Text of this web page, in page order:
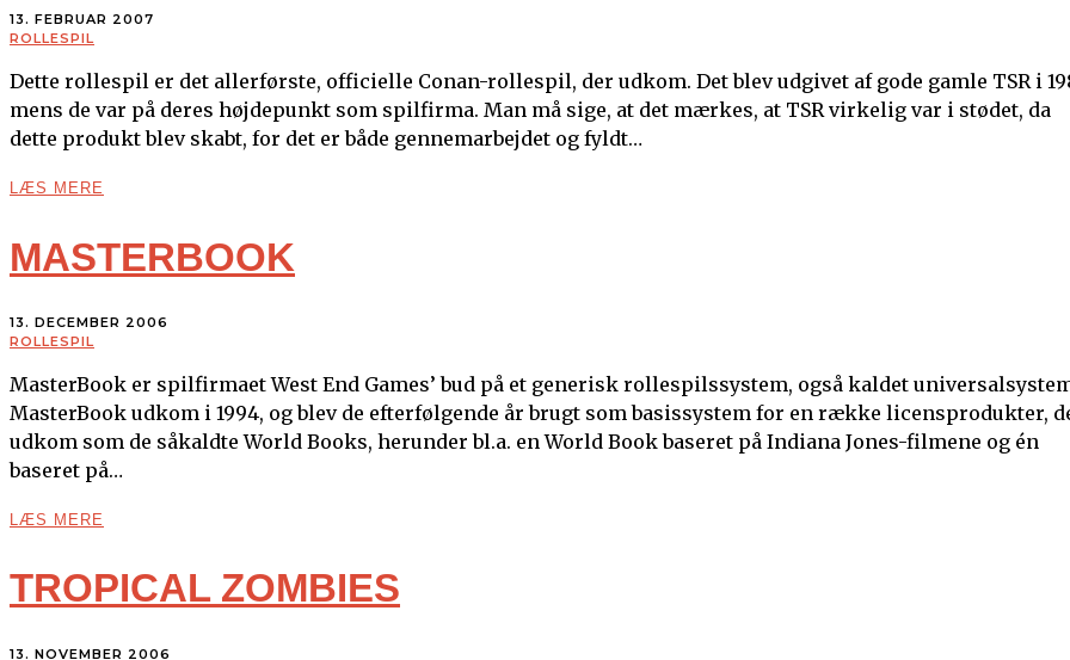
13. FEBRUAR 2007
ROLLESPIL
Dette rollespil er det allerførste, officielle Conan-rollespil, der udkom. Det blev udgivet af gode gamle TSR i
mens de var på deres højdepunkt som spilfirma. Man må sige, at det mærkes, at TSR virkelig var i stødet, da
dette produkt blev skabt, for det er både gennemarbejdet og fyldt…
LÆS MERE
MASTERBOOK
13. DECEMBER 2006
ROLLESPIL
MasterBook er spilfirmaet West End Games’ bud på et generisk rollespilssystem, også kaldet
MasterBook udkom i 1994, og blev de efterfølgende år brugt som basissystem for en række licensprodukter,
udkom som de såkaldte World Books, herunder bl.a. en World Book baseret på Indiana Jones-filmene og én
baseret på…
LÆS MERE
TROPICAL ZOMBIES
13. NOVEMBER 2006